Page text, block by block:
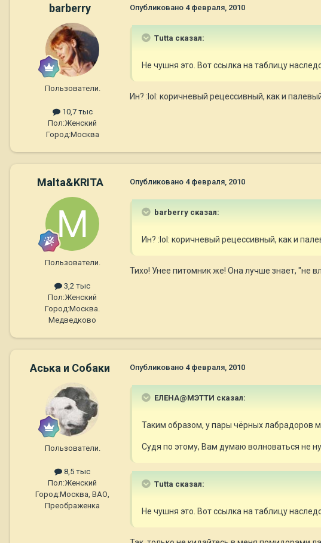
barberry
Пользователи.
10,7 тыс
Пол:Женский
Город:Москва
Опубликовано 4 февраля, 2010
Tutta сказал:
Не чушня это. Вот ссылка на таблицу
Ин? :lol: коричневый рецессивный, как и
Malta&KRITA
Пользователи.
3,2 тыс
Пол:Женский
Город:Москва.
Медведково
Опубликовано 4 февраля, 2010
barberry сказал:
Ин? :lol: коричневый рецессивный, как и
Тихо! Унее питомник же! Она лучше знает, "не
Аська и Собаки
Пользователи.
8,5 тыс
Пол:Женский
Город:Москва, ВАО,
Преображенка
Опубликовано 4 февраля, 2010
ЕЛЕНА@МЭТТИ сказал:
Таким образом, у пары чёрных лабрадоров
Судя по этому, Вам думаю волноваться не
Tutta сказал:
Не чушня это. Вот ссылка на таблицу